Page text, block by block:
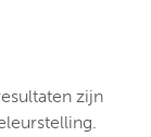
zijn